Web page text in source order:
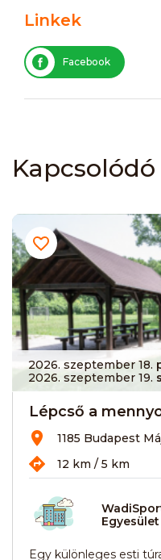
Linkek
Facebook
2026. szeptember 18.
2026. szeptember 19.
Lépcső a
1185 Budapest
12 km / 5 km
Egyesület
Egy különleges esti